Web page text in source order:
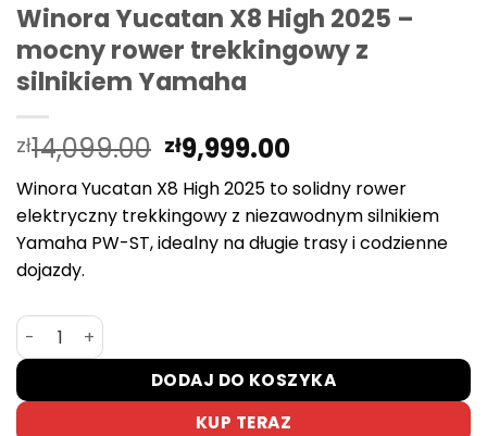
Winora Yucatan X8 High 2025 –
mocny rower trekkingowy z
silnikiem Yamaha
zł14,099.00 Pierwotna
cena
wynosiła:
zł14,099.00.
zł9,999.00Aktualna
cena
wynosi:
zł9,999.00.
Winora Yucatan X8 High 2025 to solidny rower
elektryczny trekkingowy z niezawodnym silnikiem
Yamaha PW-ST, idealny na długie trasy i codzienne
dojazdy.
ilość Winora Yucatan X8 High 2025 – mocny rower
DODAJ DO KOSZYKA
KUP TERAZ